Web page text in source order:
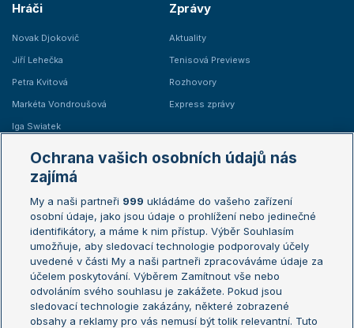
Hráči
Novak Djokovič
Jiří Lehečka
Petra Kvitová
Markéta Vondroušová
Iga Swiatek
Zprávy
Aktuality
Tenisová Previews
Rozhovory
Express zprávy
Žebříčky
Žebříček ATP (muži)
Žebříček WTA (ženy)
Sázkařský žebříček
Australian Open
French Open
Wimbledon
US Open
Turnaj mistrů
Turnaj mistryň
Ochrana vašich osobních údajů nás
zajímá
My a naši partneři 999 ukládáme do vašeho zařízení
osobní údaje, jako jsou údaje o prohlížení nebo jedinečné
identifikátory, a máme k nim přístup. Výběr Souhlasím
umožňuje, aby sledovací technologie podporovaly účely
uvedené v části My a naši partneři zpracováváme údaje za
účelem poskytování. Výběrem Zamítnout vše nebo
odvoláním svého souhlasu je zakážete. Pokud jsou
sledovací technologie zakázány, některé zobrazené
obsahy a reklamy pro vás nemusí být tolik relevantní. Tuto